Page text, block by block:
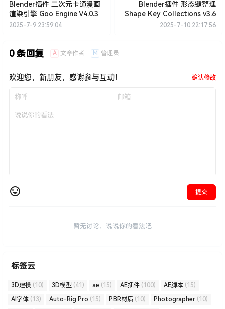
Blender插件 二次元卡通漫画
渲染引擎 Goo Engine V4.0.3
2025-7-9 23:59:04
Blender插件 形态键整理
Shape Key Collections v3.6
2025-7-10 22:17:56
0 条回复 A 文章作者 M 管理员
欢迎您，新朋友，感谢参与互动！ 确认修改
提交
暂无讨论，说说你的看法吧
标签云
3D建模 (10) 3D模型 (41) ae (15) AE插件 (100) AE脚本 (15)
AI字体 (13) Auto-Rig Pro (15) PBR材质 (10) Photographer (10)